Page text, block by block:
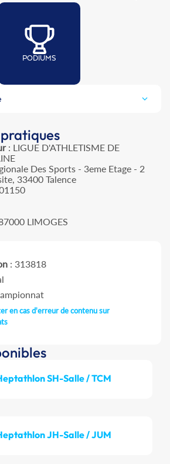
PODIUMS
: LIGUE D'ATHLETISME DE
Des Sports - 3eme Etage - 2
33400 Talence
LIMOGES
: 313818
en cas d'erreur de contenu sur
SH-Salle / TCM
JH-Salle / JUM